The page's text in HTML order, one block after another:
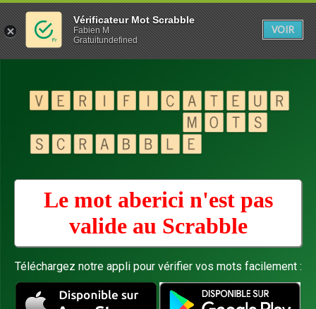
Le mot aberici n'est pas
valide au Scrabble
Téléchargez notre appli pour vérifier vos mots facilement :
Vérificateur Mot Scrabble
Fabien M
Gratuitundefined
VOIR